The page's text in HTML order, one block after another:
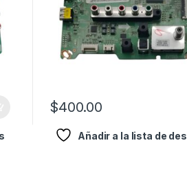
$400.00
Añadir a la lista de